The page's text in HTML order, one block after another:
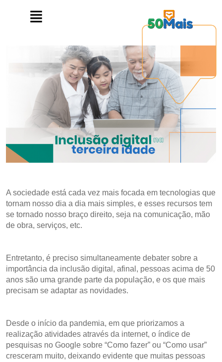
A sociedade está cada vez mais focada em tecnologias que
tornam nosso dia a dia mais simples, e esses recursos tem
se tornado nosso braço direito, seja na comunicação, mão
de obra, serviços, etc.
Entretanto, é preciso simultaneamente debater sobre a
importância da inclusão digital, afinal, pessoas acima de 50
anos são uma grande parte da população, e os que mais
precisam se adaptar as novidades.
Desde o início da pandemia, em que priorizamos a
realização atividades através da internet, o índice de
pesquisas no Google sobre “Como fazer” ou “Como usar”
cresceram muito, deixando evidente que muitas pessoas